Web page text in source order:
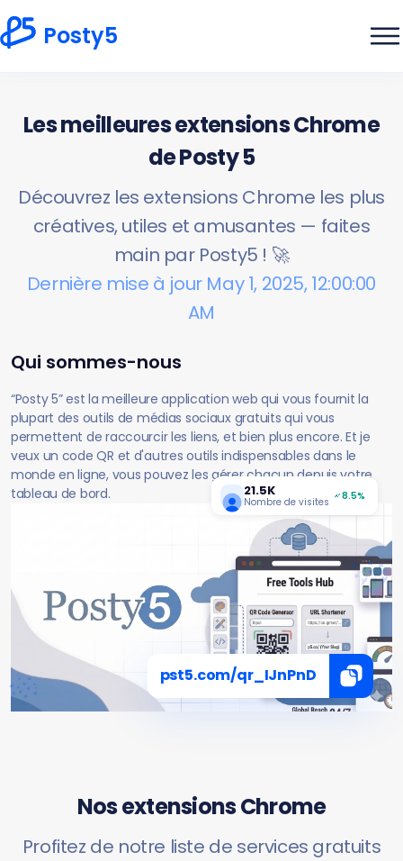
Posty5
Les meilleures extensions Chrome
de Posty 5
Découvrez les extensions Chrome les plus
créatives, utiles et amusantes — faites
main par Posty5 ! 🚀
Dernière mise à jour May 1, 2025, 12:00:00
AM
Qui sommes-nous
“Posty 5” est la meilleure application web qui vous fournit la
plupart des outils de médias sociaux gratuits qui vous
permettent de raccourcir les liens, et bien plus encore. Et je
veux un code QR et d'autres outils indispensables dans le
monde en ligne, vous pouvez les gérer chacun depuis votre
tableau de bord.
21.5K
Nombre de visites 8.5%
pst5.com/qr_IJnPnD
Nos extensions Chrome
Profitez de notre liste de services gratuits